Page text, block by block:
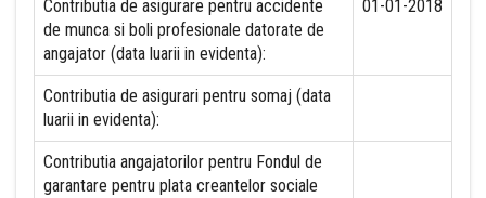
Contributia de asigurare pentru accidente
de munca si boli profesionale datorate de
angajator (data luarii in evidenta):
01-01-2018
Contributia de asigurari pentru somaj (data
luarii in evidenta):
Contributia angajatorilor pentru Fondul de
garantare pentru plata creantelor sociale